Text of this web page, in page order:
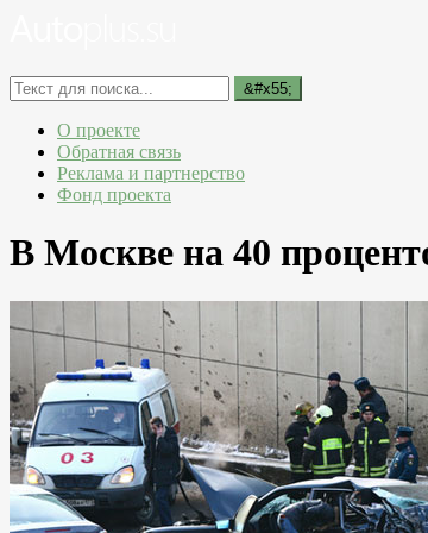
О проекте
Обратная связь
Реклама и партнерство
Фонд проекта
В Москве на 40